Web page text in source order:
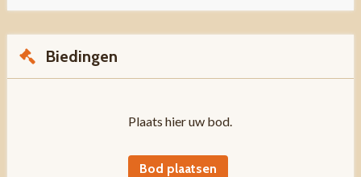
Biedingen
Plaats hier uw bod.
Bod plaatsen